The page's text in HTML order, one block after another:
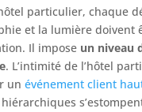
particulier, chaque
et la lumière doivent
Il impose un niveau
. L’intimité de l’hôtel
unévénement client